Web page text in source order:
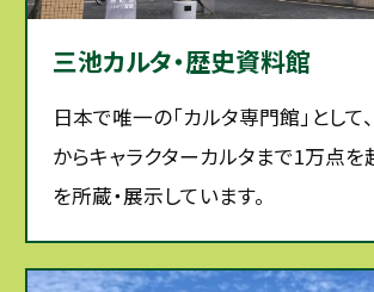
三池カルタ・歴史資料館
日本で唯一の「カルタ専門館」として
からキャラクターカルタまで1万点を
を所蔵・展示しています。